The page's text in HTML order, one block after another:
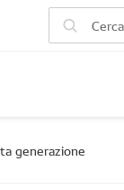
generazione